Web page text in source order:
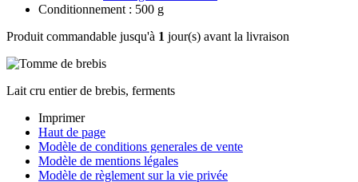
Conditionnement : 500 g
Produit commandable jusqu'à 1 jour(s) avant la livraison
Lait cru entier de brebis, ferments
Imprimer
Haut de page
Modèle de conditions generales de vente
Modèle de mentions légales
Modèle de règlement sur la vie privée